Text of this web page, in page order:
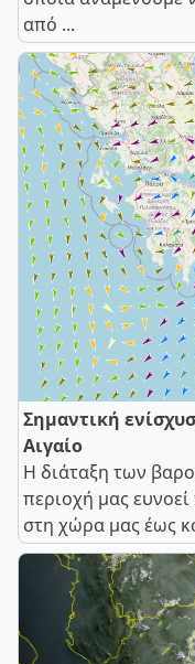
από ...
Σημαντική
Αιγαίο
Η διάταξη των
περιοχή μας
στη χώρα μας έως